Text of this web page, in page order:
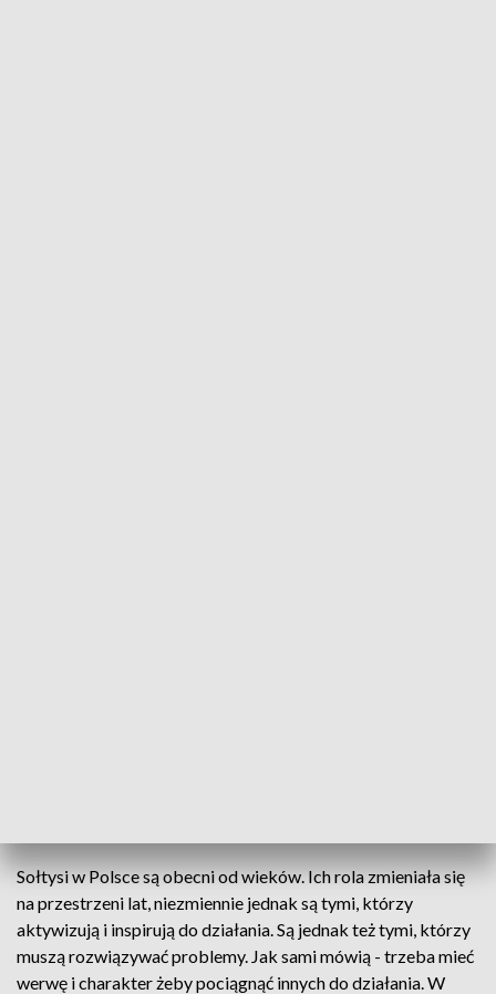
Sołtysi w Polsce są obecni od wieków. Ich rola zmieniała się
na przestrzeni lat, niezmiennie jednak są tymi, którzy
aktywizują i inspirują do działania. Są jednak też tymi, którzy
muszą rozwiązywać problemy. Jak sami mówią - trzeba mieć
werwę i charakter żeby pociągnąć innych do działania. W